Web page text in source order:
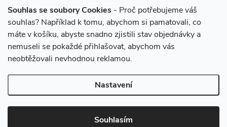
Souhlas se soubory Cookies - Proč potřebujeme váš
souhlas? Například k tomu, abychom si pamatovali, co
máte v košíku, abyste snadno zjistili stav objednávky a
nemuseli se pokaždé přihlašovat, abychom vás
neobtěžovali nevhodnou reklamou.
Nastavení
Souhlasím
Instagram
Vytvořil Shoptet
e-cigarety.cz. Všechna práva vyhrazena.
nastavení cookies